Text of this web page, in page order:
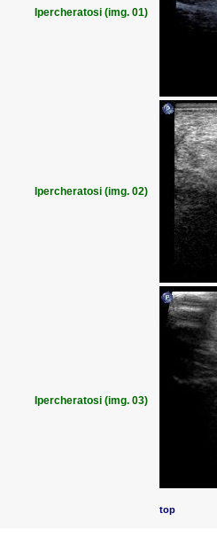
Ipercheratosi (img. 01)
Ipercheratosi (img. 02)
Ipercheratosi (img. 03)
top